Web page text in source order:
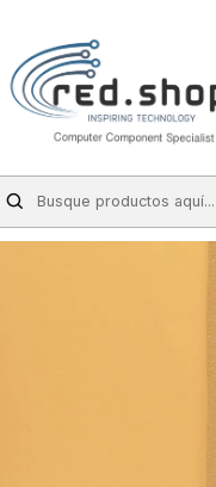
Haga Click Aqui
y Material de oficina
de Tapa Blanda - 72
Horizontal - Papel